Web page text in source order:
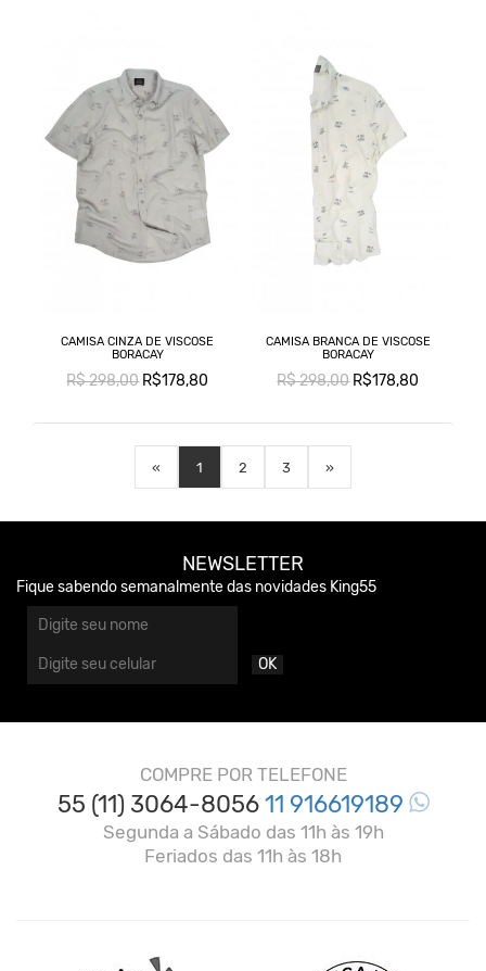
CAMISA CINZA DE VISCOSE
BORACAY
R$ 298,00R$178,80
CAMISA BRANCA DE VISCOSE
BORACAY
R$ 298,00R$178,80
« 1 2 3 »
NEWSLETTER
Fique sabendo semanalmente das novidades King55
OK
COMPRE POR TELEFONE
55 (11) 3064-805611 916619189
Segunda a Sábado das 11h às 19h
Feriados das 11h às 18h